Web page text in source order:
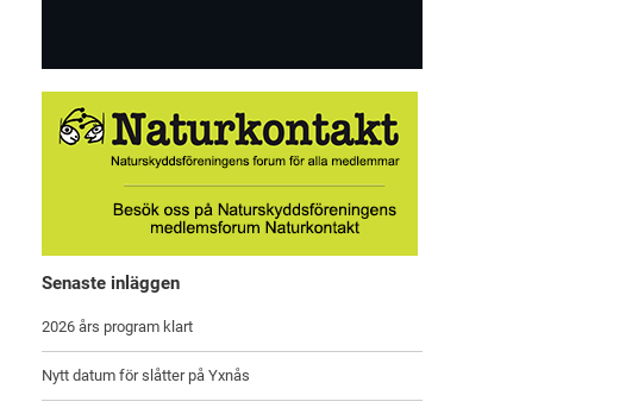
Senaste inläggen
2026 års program klart
Nytt datum för slåtter på Yxnås